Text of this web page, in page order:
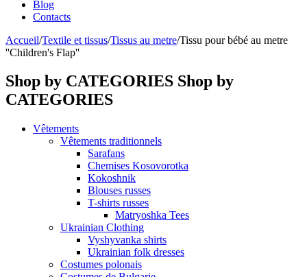
Blog
Contacts
Accueil/Textile et tissus/Tissus au metre/Tissu pour bébé au metre
''Children's Flap''
Shop by CATEGORIES Shop by
CATEGORIES
Vêtements
Vêtements traditionnels
Sarafans
Chemises Kosovorotka
Kokoshnik
Blouses russes
T-shirts russes
Matryoshka Tees
Ukrainian Clothing
Vyshyvanka shirts
Ukrainian folk dresses
Costumes polonais